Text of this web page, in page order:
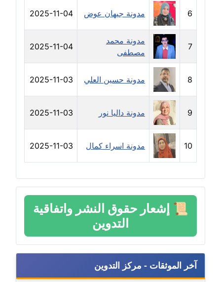
مدونة دعاء البدري
عاملة
مدونة دعاء الجابي
عاملة
مدونة دعاء الشاهد
عاملة
مدونة دينا عاصم
عاملة
عاملة
مدونة راقية الدويك
عاملة
مدونة رانيا ثروت
عاملة
مدونة رجاء دياب
6 مدونة جيهان عوض 2025-11-04
7
مدونة محمد
مصطفى
2025-11-04
8 مدونة حسين العلي 2025-11-03
9 مدونة داليا نور 2025-11-03
10 مدونة اسراء كمال 2025-11-03
📜 إشعار حقوق النشر واتفاقية
التدوين
آخر الموثقات - مركز التدوين